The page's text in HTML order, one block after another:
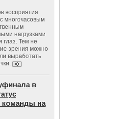
восприятия
многочасовым
нагрузками
глаз. Тем не
зрения можно
выработать
в
команды на